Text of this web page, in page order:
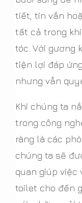
tiết, tin vắn
tất cả trong
tóc. Với gương
tiện lợi đáp
nhưng vẫn
Khi chúng ta
trong công
ràng là các
chúng ta sẽ
quan giúp việc
toilet cho đến